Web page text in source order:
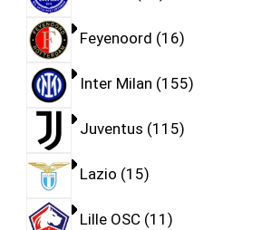
Feyenoord 16
Inter Milan 155
Juventus 115
Lazio 15
Lille OSC 11